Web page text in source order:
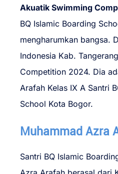
Akuatik Swimming
BQ Islamic Boarding
mengharumkan bangsa.
Indonesia Kab.
Competition 2024. Dia
Arafah Kelas IX A Santri
School Kota Bogor.
Muhammad Azra
Santri BQ Islamic